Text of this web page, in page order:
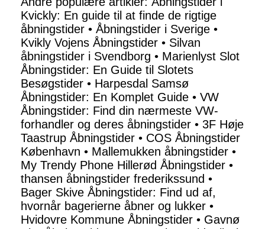
Kvickly: En guide til at finde de rigtige
åbningstider • Åbningstider i Sverige •
Kvikly Vojens Åbningstider • Silvan
åbningstider i Svendborg • Marienlyst Slot
Åbningstider: En Guide til Slotets
Besøgstider • Harpesdal Samsø
Åbningstider: En Komplet Guide • VW
Åbningstider: Find din nærmeste VW-
forhandler og deres åbningstider • 3F Høje
Taastrup Åbningstider • COS Åbningstider
København • Mallemukken åbningstider •
My Trendy Phone Hillerød Åbningstider •
thansen åbningstider frederikssund •
Bager Skive Åbningstider: Find ud af,
hvornår bagerierne åbner og lukker •
Hvidovre Kommune Åbningstider • Gavnø